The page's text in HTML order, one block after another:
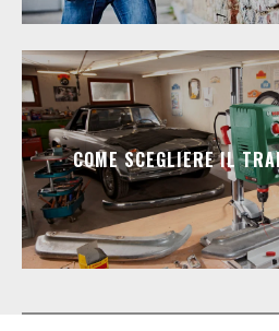
COME SCEGLIERE IL